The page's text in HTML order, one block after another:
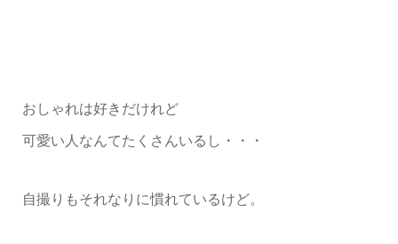
おしゃれは好きだけれど
可愛い人なんてたくさんいるし・・・
自撮りもそれなりに慣れているけど。